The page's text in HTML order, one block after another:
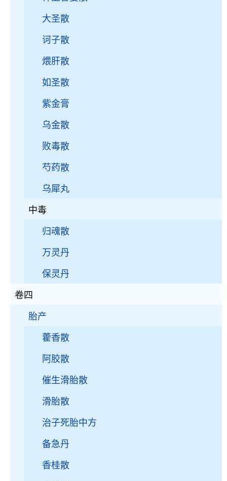
大圣散
诃子散
煨肝散
如圣散
紫金膏
乌金散
败毒散
芍药散
乌犀丸
中毒
归魂散
万灵丹
保灵丹
卷四
胎产
藿香散
阿胶散
催生滑胎散
滑胎散
治子死胎中方
备急丹
香桂散